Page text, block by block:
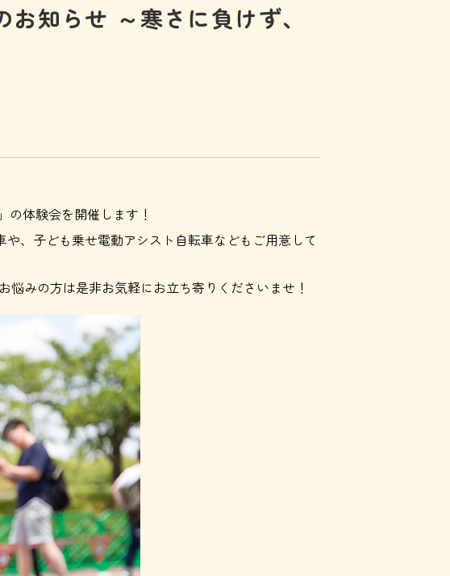
知らせ ～寒さに負けず、
の体験会を開催します！
、子ども乗せ電動アシスト自転車などもご用意して
みの方は是非お気軽にお立ち寄りくださいませ！